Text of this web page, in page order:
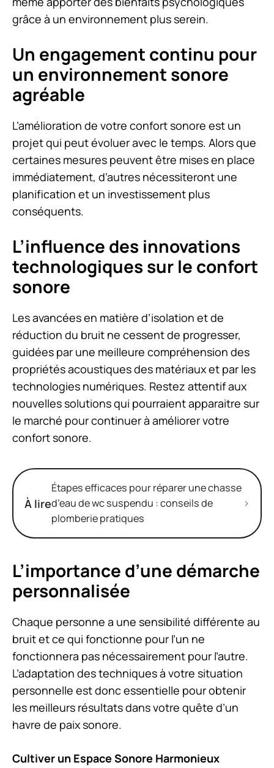
grâce à un environnement plus serein.
Un engagement continu pour
un environnement sonore
agréable
L’amélioration de votre confort sonore est un
projet qui peut évoluer avec le temps. Alors que
certaines mesures peuvent être mises en place
immédiatement, d’autres nécessiteront une
planification et un investissement plus
conséquents.
L’influence des innovations
technologiques sur le confort
sonore
Les avancées en matière d’isolation et de
réduction du bruit ne cessent de progresser,
guidées par une meilleure compréhension des
propriétés acoustiques des matériaux et par les
technologies numériques. Restez attentif aux
nouvelles solutions qui pourraient apparaitre sur
le marché pour continuer à améliorer votre
confort sonore.
À lire
Étapes efficaces pour réparer une chasse
d’eau de wc suspendu : conseils de
plomberie pratiques
L’importance d’une démarche
personnalisée
Chaque personne a une sensibilité différente au
bruit et ce qui fonctionne pour l’un ne
fonctionnera pas nécessairement pour l’autre.
L’adaptation des techniques à votre situation
personnelle est donc essentielle pour obtenir
les meilleurs résultats dans votre quête d’un
havre de paix sonore.
Cultiver un Espace Sonore Harmonieux